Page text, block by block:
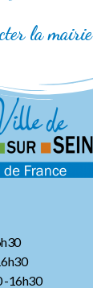
la mairie
-16h30